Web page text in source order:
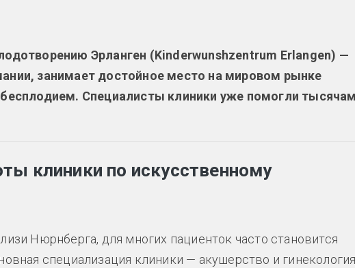
Эрланген (Kinderwunshzentrum Erlangen) —
занимает достойное место на мировом рынке
Специалисты клиники уже помогли
клиники по искусственному
Нюрнберга, для многих пациенток часто становится
специализация клиники — акушерство и